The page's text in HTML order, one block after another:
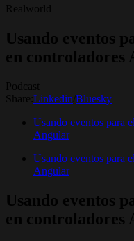
Realworld
Usando eventos
en controladores
Podcast
Share: Linkedin Bluesky
Usando eventos para
Angular
Usando eventos para
Angular
Usando eventos
en controladores